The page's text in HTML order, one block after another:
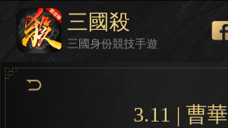
三國殺
三國身份競技手遊
3.11 | 曹華